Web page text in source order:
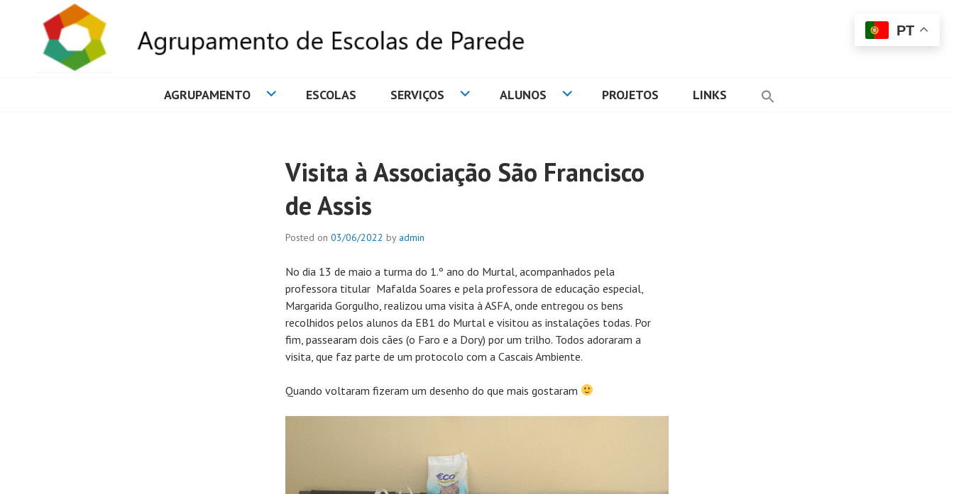
AGRUPAMENTO ESCOLAS SERVIÇOS ALUNOS PROJETOS LINKS
Visita à Associação São Francisco
de Assis
Posted on 03/06/2022 by admin
No dia 13 de maio a turma do 1.º ano do Murtal, acompanhados pela
professora titular Mafalda Soares e pela professora de educação especial,
Margarida Gorgulho, realizou uma visita à ASFA, onde entregou os bens
recolhidos pelos alunos da EB1 do Murtal e visitou as instalações todas. Por
fim, passearam dois cães (o Faro e a Dory) por um trilho. Todos adoraram a
visita, que faz parte de um protocolo com a Cascais Ambiente.
Quando voltaram fizeram um desenho do que mais gostaram
PT